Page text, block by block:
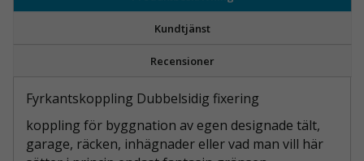
Kundtjänst
Recensioner
Fyrkantskoppling Dubbelsidig fixering
koppling för byggnation av egen designade tält,
garage, räcken, inhägnader eller vad man vill här